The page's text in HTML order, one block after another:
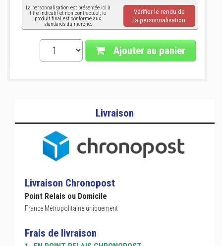
La personnalisation est présentée ici à
titre indicatif et non contractuel, le
produit final est conforme aux
standards du marché.
Vérifier le rendu de
la personnalisation
Ajouter au panier
Livraison
Livraison Chronopost
Point Relais ou Domicile
France Métropolitaine uniquement
Frais de livraison